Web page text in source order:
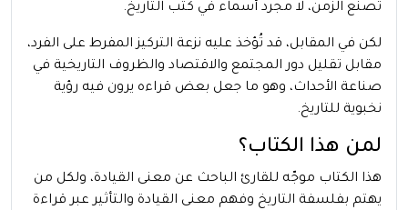
تصنع الزمن، لا مجرد أسماء في كتب التاريخ.
لكن في المقابل، قد تُؤخذ عليه نزعة التركيز المفرط على الفرد،
مقابل تقليل دور المجتمع والاقتصاد والظروف التاريخية في
صناعة الأحداث، وهو ما جعل بعض قراءه يرون فيه رؤية
نخبوية للتاريخ.
لمن هذا الكتاب؟
هذا الكتاب موجّه للقارئ الباحث عن معنى القيادة، ولكل من
يهتم بفلسفة التاريخ وفهم معنى القيادة والتأثير عبر قراءة